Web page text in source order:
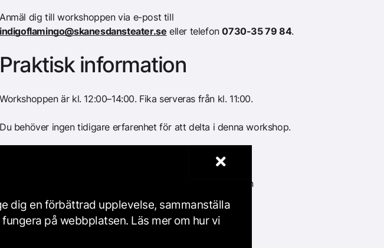
Anmäl dig till workshoppen via e-post till
indigoflamingo@skanesdansteater.se eller telefon0730-35 79 84.
Praktisk information
Workshoppen är kl. 12:00–14:00. Fika serveras från kl. 11:00.
Du behöver ingen tidigare erfarenhet för att delta i denna workshop.
Våra dansworkshoppar är tillgängliga för alla, med och utan
funktionsnedsättning.
Omklädningsrum finns.
dig en förbättrad upplevelse, sammanställa
på webbplatsen. Läs mer om hur vi